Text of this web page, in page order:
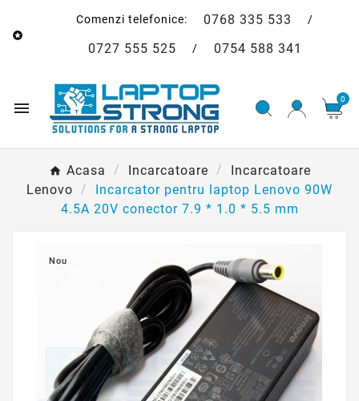

Comenzi telefonice: 0768 335 533
0727 555 525 / 0754 588 341
 0
Acasa Incarcatoare
Incarcatoare
Lenovo
Incarcator pentru laptop Lenovo 90W
4.5A 20V conector 7.9 * 1.0 * 5.5 mm
Nou